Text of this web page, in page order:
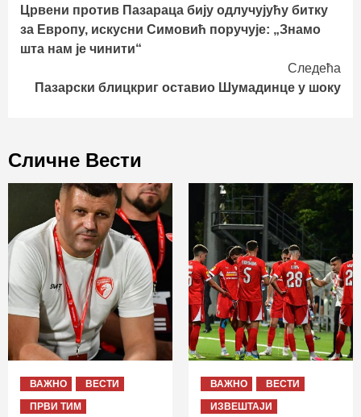
Reading
Црвени против Пазараца бију одлучујућу битку
за Европу, искусни Симовић поручује: „Знамо
шта нам је чинити“
Следећа
Пазарски блицкриг оставио Шумадинце у шоку
Сличне Вести
ВАЖНО
ВЕСТИ
ПРВИ ТИМ
ВАЖНО
ВЕСТИ
ИЗВЕШТАЈИ